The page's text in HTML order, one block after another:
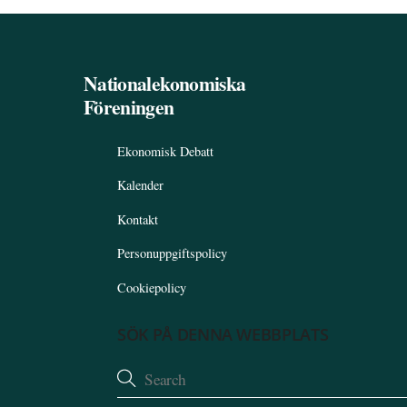
Nationalekonomiska
Föreningen
Ekonomisk Debatt
Kalender
Kontakt
Personuppgiftspolicy
Cookiepolicy
SÖK PÅ DENNA WEBBPLATS